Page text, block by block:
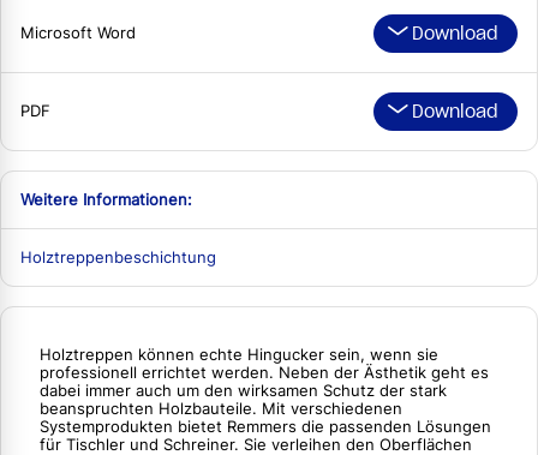
Microsoft Word Download
PDF Download
Weitere Informationen:
Holztreppenbeschichtung
Holztreppen können echte Hingucker sein, wenn sie
professionell errichtet werden. Neben der Ästhetik geht es
dabei immer auch um den wirksamen Schutz der stark
beanspruchten Holzbauteile. Mit verschiedenen
Systemprodukten bietet Remmers die passenden Lösungen
für Tischler und Schreiner. Sie verleihen den Oberflächen